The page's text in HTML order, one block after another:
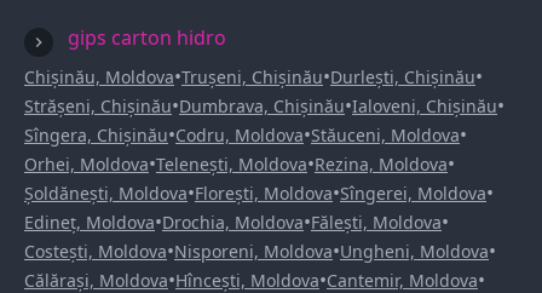
gips carton hidro
Chișinău, Moldova•Trușeni, Chișinău•Durlești, Chișinău•
Strășeni, Chișinău•Dumbrava, Chișinău•Ialoveni, Chișinău•
Sîngera, Chișinău•Codru, Moldova•Stăuceni, Moldova•
Orhei, Moldova•Telenești, Moldova•Rezina, Moldova•
Șoldănești, Moldova•Florești, Moldova•Sîngerei, Moldova•
Edineț, Moldova•Drochia, Moldova•Fălești, Moldova•
Costești, Moldova•Nisporeni, Moldova•Ungheni, Moldova•
Călărași, Moldova•Hîncești, Moldova•Cantemir, Moldova•